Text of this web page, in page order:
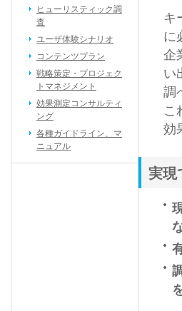
ヒューリスティック調
査
ユーザ体験シナリオ
コンテンツプラン
戦略策定・プロジェク
トマネジメント
効果測定コンサルティ
ング
各種ガイドライン、マ
ニュアル
キ
に
企
い
調
こ
効
実現